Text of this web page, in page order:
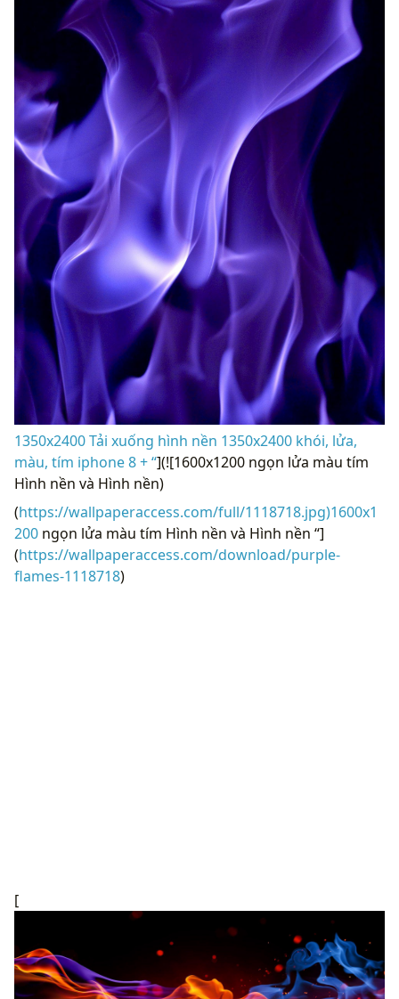
1350x2400 Tải xuống hình nền 1350x2400 khói, lửa,
màu, tím iphone 8 + “](![1600x1200 ngọn lửa màu tím
Hình nền và Hình nền)
(https://wallpaperaccess.com/full/1118718.jpg)1600x1
200 ngọn lửa màu tím Hình nền và Hình nền “]
(https://wallpaperaccess.com/download/purple-
flames-1118718)
[